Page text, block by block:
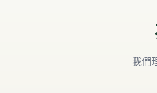
我們